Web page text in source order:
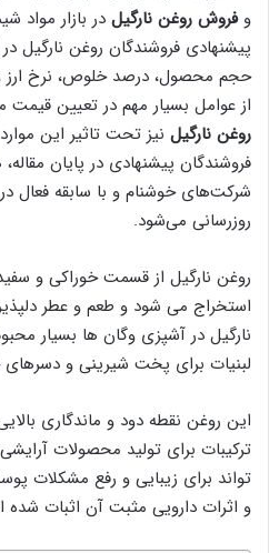
وفروش روغن نارگیل در بازار مواد
پیشنهادی فروشندگان روغن نارگیل در
حجم محصول، درصد خلوص، نرخ ارز
از عوامل بسیار مهم در تعیین
روغن نارگیل نیز تحت تاثیر این
فروشندگان پیشنهادی در پایان
شرکت‌های خوشنام و با سابقه فعال
روزرسانی می‌شود.
روغن نارگیل از قسمت خوراکی و
استخراج می شود و طعم و عطر
نارگیل در آشپزی وگان ها بسیار
لبنیات برای پخت شیرینی و
این روغن نقطه دود و ماندگاری
ترکیبات برای تولید محصولات
تواند برای زیبایی و رفع مشکلات
و اثرات دارویی مثبت آن اثبات